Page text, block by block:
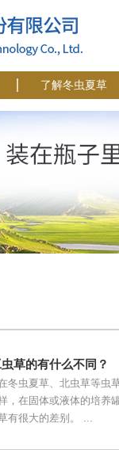
了解冬虫夏草
草的有什么不同？
冬虫夏草、北虫草等虫
，在固体或液体的培养
有很大的差别。 ...